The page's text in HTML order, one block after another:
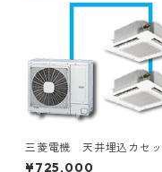
三菱電機 天井埋込カセッ
型4方向 8～15馬力 ツイ
¥725,000